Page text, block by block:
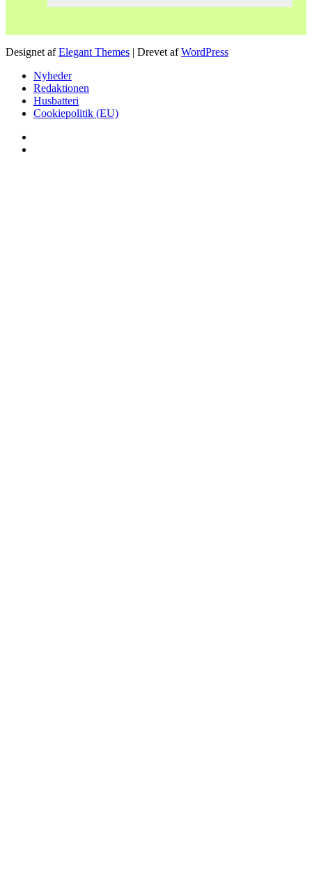
Designet afElegant Themes | Drevet afWordPress
Nyheder
Redaktionen
Husbatteri
Cookiepolitik (EU)